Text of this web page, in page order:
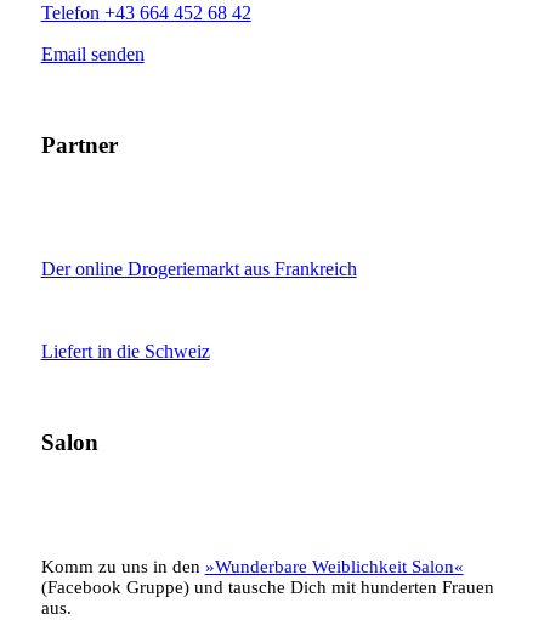
Telefon +43 664 452 68 42
Email senden
Partner
Der online Drogeriemarkt aus Frankreich
Liefert in die Schweiz
Salon
Komm zu uns in den »Wunderbare Weiblichkeit Salon«
(Facebook Gruppe) und tausche Dich mit hunderten Frauen
aus.